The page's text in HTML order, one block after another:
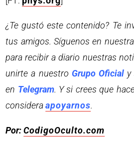
¿Te gustó este contenido? Te
tus amigos. Síguenos en
para recibir a diario nuestras
unirte a nuestro Grupo Oficial y
en Telegram. Y si crees que
consideraapoyarnos.
Por:CodigoOculto.com